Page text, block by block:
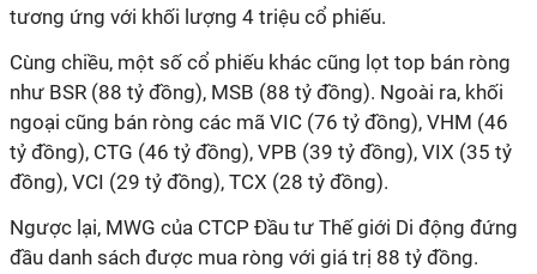
tương ứng với khối lượng 4 triệu cổ phiếu.
Cùng chiều, một số cổ phiếu khác cũng lọt top bán ròng
như BSR (88 tỷ đồng), MSB (88 tỷ đồng). Ngoài ra, khối
ngoại cũng bán ròng các mã VIC (76 tỷ đồng), VHM (46
tỷ đồng), CTG (46 tỷ đồng), VPB (39 tỷ đồng), VIX (35 tỷ
đồng), VCI (29 tỷ đồng), TCX (28 tỷ đồng).
Ngược lại, MWG của CTCP Đầu tư Thế giới Di động đứng
đầu danh sách được mua ròng với giá trị 88 tỷ đồng.